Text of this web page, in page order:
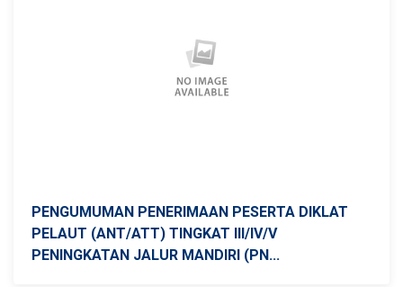
PENGUMUMAN PENERIMAAN PESERTA DIKLAT
PELAUT (ANT/ATT) TINGKAT III/IV/V
PENINGKATAN JALUR MANDIRI (PN...